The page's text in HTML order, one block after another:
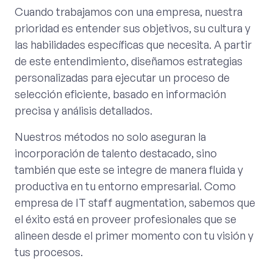
Cuando trabajamos con una empresa, nuestra
prioridad es entender sus objetivos, su cultura y
las habilidades específicas que necesita. A partir
de este entendimiento, diseñamos estrategias
personalizadas para ejecutar un proceso de
selección eficiente, basado en información
precisa y análisis detallados.
Nuestros métodos no solo aseguran la
incorporación de talento destacado, sino
también que este se integre de manera fluida y
productiva en tu entorno empresarial. Como
empresa de IT staff augmentation, sabemos que
el éxito está en proveer profesionales que se
alineen desde el primer momento con tu visión y
tus procesos.